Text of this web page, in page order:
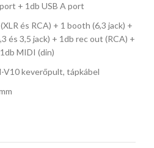
+ 1db USB A port
és RCA) + 1 booth (6,3 jack) +
és 3,5 jack) + 1db rec out (RCA) +
MIDI (din)
V10 keverőpult, tápkábel